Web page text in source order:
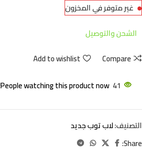
غير متوفر في المخزون
الشحن والتوصيل
Compare
Add to wishlist
41
People watching this product now!
التصنيف:لاب توب جديد
Share: